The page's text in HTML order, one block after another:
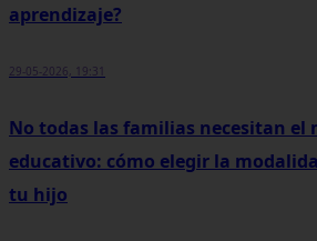
aprendizaje?
29-05-2026, 19:31
No todas las familias necesitan el
educativo: cómo elegir la
tu hijo